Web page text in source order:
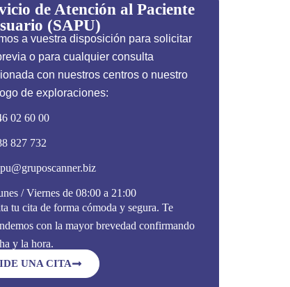
de Atención al Paciente
(SAPU)
a vuestra disposición para solicitar
o para cualquier consulta
con nuestros centros o nuestro
de exploraciones:
02 60 00
827 732
/ Viernes de 08:00 a 21:00
tu cita de forma cómoda y segura. Te
con la mayor brevedad confirmando
y la hora.
UNA CITA